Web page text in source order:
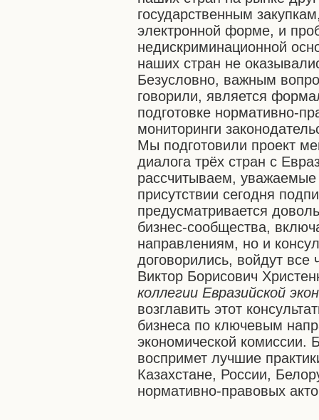
государственным
электронной форме, и
недискриминационной
наших стран не
Безусловно, важным
говорили, является
подготовке нормативно-
мониторинги
Мы подготовили проект
диалога трёх стран с
рассчитываем,
присутствии сегодня
предусматривается
бизнес-сообщества,
направлениям, но и
договорились, войдут все
Виктор Борисович
коллегии Евразийской
возглавить этот
бизнеса по ключевым
экономической комиссии.
воспримет лучшие
Казахстане, России,
нормативно-правовых